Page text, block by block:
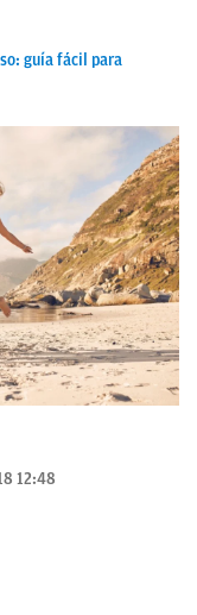
guía fácil para
12:48